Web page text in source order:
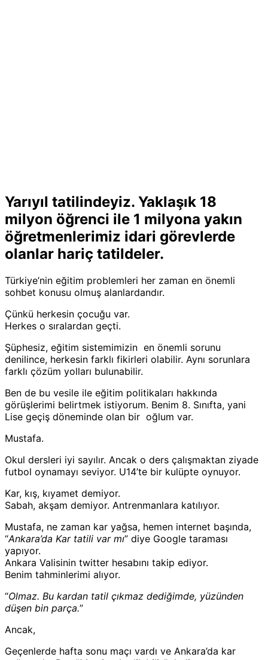
Yarıyıl tatilindeyiz. Yaklaşık 18
milyon öğrenci ile 1 milyona yakın
öğretmenlerimiz idari görevlerde
olanlar hariç tatildeler.
Türkiye’nin eğitim problemleri her zaman en önemli
sohbet konusu olmuş alanlardandır.
Çünkü herkesin çocuğu var.
Herkes o sıralardan geçti.
Şüphesiz, eğitim sistemimizin en önemli sorunu
denilince, herkesin farklı fikirleri olabilir. Aynı sorunlara
farklı çözüm yolları bulunabilir.
Ben de bu vesile ile eğitim politikaları hakkında
görüşlerimi belirtmek istiyorum. Benim 8. Sınıfta, yani
Lise geçiş döneminde olan bir oğlum var.
Mustafa.
Okul dersleri iyi sayılır. Ancak o ders çalışmaktan ziyade
futbol oynamayı seviyor. U14’te bir kulüpte oynuyor.
Kar, kış, kıyamet demiyor.
Sabah, akşam demiyor. Antrenmanlara katılıyor.
Mustafa, ne zaman kar yağsa, hemen internet başında,
“Ankara’da Kar tatili var mı” diye Google taraması
yapıyor.
Ankara Valisinin twitter hesabını takip ediyor.
Benim tahminlerimi alıyor.
“Olmaz. Bu kardan tatil çıkmaz dediğimde, yüzünden
düşen bin parça.”
Ancak,
Geçenlerde hafta sonu maçı vardı ve Ankara’da kar